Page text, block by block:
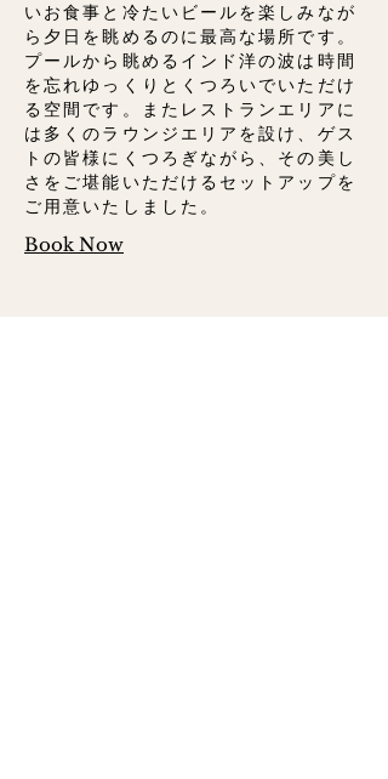
いお食事と冷たいビールを楽しみなが
ら夕日を眺めるのに最高な場所です。
プールから眺めるインド洋の波は時間
を忘れゆっくりとくつろいでいただけ
る空間です。またレストランエリアに
は多くのラウンジエリアを設け、ゲス
トの皆様にくつろぎながら、その美し
さをご堪能いただけるセットアップを
ご用意いたしました。
Book Now